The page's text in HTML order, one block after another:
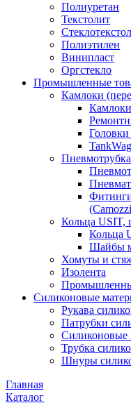
Полиуретан
Текстолит
Полиэтилен
Винипласт
Оргстекло
Промышленные
Камлоки
Камлоки
Кольца
Кольца
Шайбы
Хомуты и
Изолента
Силиконовые
Рукава
Патрубки
Силиконовые
Трубка
Шнуры
Главная
Каталог